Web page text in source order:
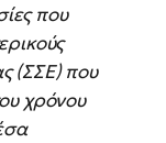
που
(ΣΣΕ) που
χρόνου